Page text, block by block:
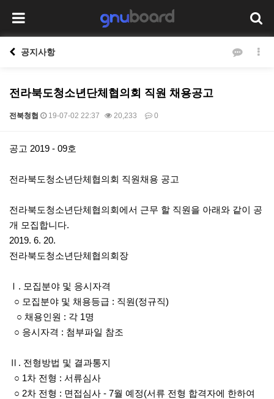
공지사항
전라북도청소년단체협의회 직원 채용공고
전북청협 19-07-02 22:37 20,233 0
본문
공고 2019 - 09호
전라북도청소년단체협의회 직원채용 공고
전라북도청소년단체협의회에서 근무 할 직원을 아래와 같이 공
개 모집합니다.
2019. 6. 20.
전라북도청소년단체협의회장
Ⅰ. 모집분야 및 응시자격
○ 모집분야 및 채용등급 : 직원(정규직)
○ 채용인원 : 각 1명
○ 응시자격 : 첨부파일 참조
Ⅱ. 전형방법 및 결과통지
○ 1차 전형 : 서류심사
○ 2차 전형 : 면접심사 - 7월 예정(서류 전형 합격자에 한하여